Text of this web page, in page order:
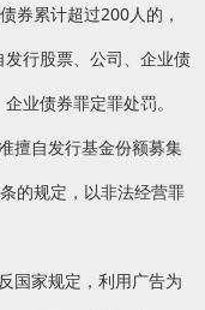
券累计超过200人的，
行股票、公司、企业债
业债券罪定罪处罚。
自发行基金份额募集
的规定，以非法经营罪
家规定，利用广告为